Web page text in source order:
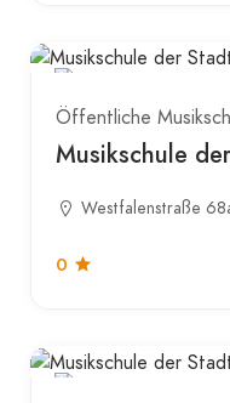
Öffentliche
Musikschule
Westfalenstraße
0